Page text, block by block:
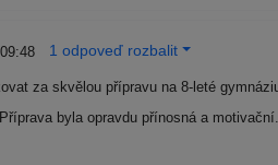
1 odpoveď rozbalit
za skvělou přípravu na 8-leté
byla opravdu přínosná a motivační.